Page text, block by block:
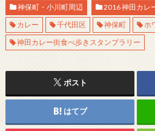
神保町・小川町周辺
2016 神田カレ
カレー
千代田区 神保町
ホ
神田カレー街食べ歩きスタンプラリー
ポスト
はてブ